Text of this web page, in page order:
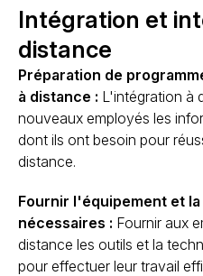
Intégration et
distance
Préparation de
à distance : L'intégration à
nouveaux employés les
dont ils ont besoin pour
distance.
Fournir l'équipement et
nécessaires : Fournir aux
distance les outils et la
pour effectuer leur travail